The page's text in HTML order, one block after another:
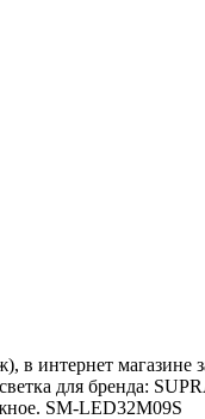
магазине
для бренда:
SM-LED32M09S